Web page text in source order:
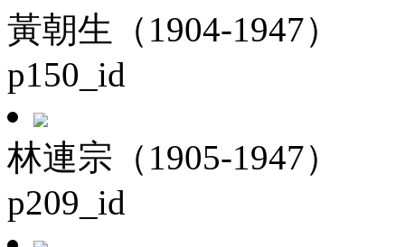
黃朝生（1904-1947）
p150_id
林連宗（1905-1947）
p209_id